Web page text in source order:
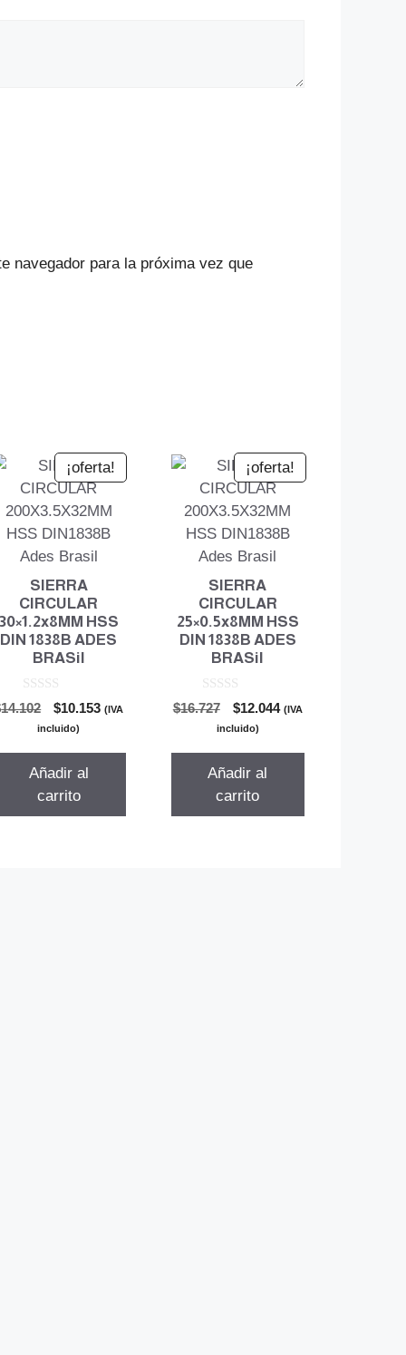
navegador para la próxima vez que
¡oferta!
SIERRA
CIRCULAR
30×1.2x8MM HSS
DIN 1838B ADES
BRASil
0
d
14.102
El
precio
era:
$14.102.
$10.153El(IVA
incluido)
Añadir al
carrito
¡oferta!
SIERRA
CIRCULAR
25×0.5x8MM HSS
DIN 1838B ADES
BRASil
0
d
$16.727
El
precio
era:
$16.727.
$12.044El(IVA
incluido)
Añadir al
carrito